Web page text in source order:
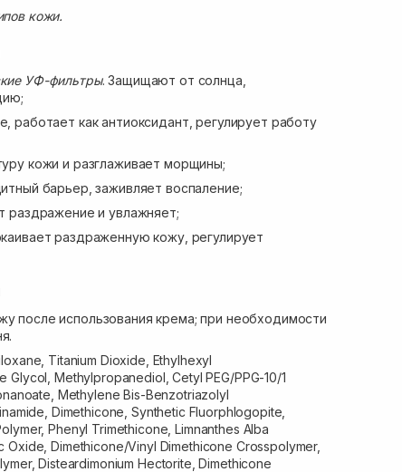
кожи.
УФ-фильтры. Защищают от солнца,
работает как антиоксидант, регулирует работу
кожи и разглаживает морщины;
барьер, заживляет воспаление;
раздражение и увлажняет;
раздраженную кожу, регулирует
после использования крема; при необходимости
Titanium Dioxide, Ethylhexyl
Glycol, Methylpropanediol, Cetyl PEG/PPG-10/1
Methylene Bis-Benzotriazolyl
Dimethicone, Synthetic Fluorphlogopite,
Phenyl Trimethicone, Limnanthes Alba
Dimethicone/Vinyl Dimethicone Crosspolymer,
Disteardimonium Hectorite, Dimethicone